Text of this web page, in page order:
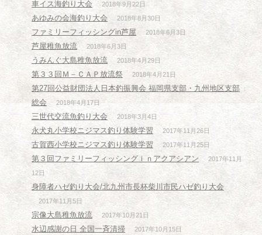
車イス海釣り大会 2018年9月22日
あゆみの会海釣り大会 2018年8月30日
ファミリーフィッシングin芦屋 2018年6月3日
芦屋稚魚放流 2018年6月3日
うみんぐ大島稚魚放流 2018年4月29日
第３３回Ｍ－ＣＡＰ放流祭 2018年4月21日
第27回公益財団法人日本釣振興会 福岡県支部・九州地区支部
総会
2018年4月17日
三世代交流魚釣り大会 2018年3月4日
永犬丸小学校ニジマス釣り体験学習 2017年11月26日
古賀西小学校ニジマス釣り体験学習 2017年11月25日
第３回ファミリーフィッシングｉｎアクアシアン
2017年11月
12日
身障者ハゼ釣り大会/北九州市長杯柴川市民ハゼ釣り大会
2017年11月5日
宗像大島稚魚放流 2017年10月21日
水辺感謝の日 全国一斉清掃 2017年10月15日